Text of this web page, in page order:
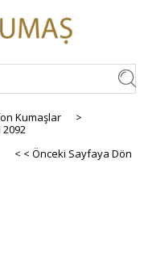
Kumaşlar
>
2092
< < Önceki Sayfaya Dön